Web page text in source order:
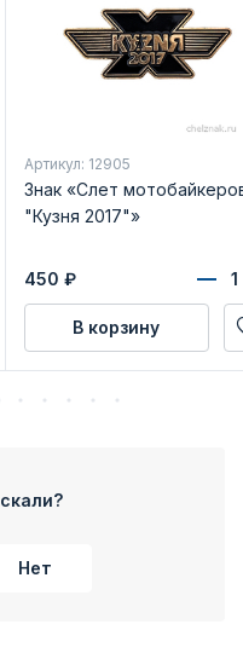
Артикул: 12905
Знак «Слет
"Кузня 2017"»
450 ₽
В корзину
Нет